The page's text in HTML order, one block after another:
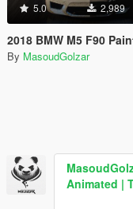
5.0 2,989
2018 BMW M5 F90 Paint
By MasoudGolzar
Animated |